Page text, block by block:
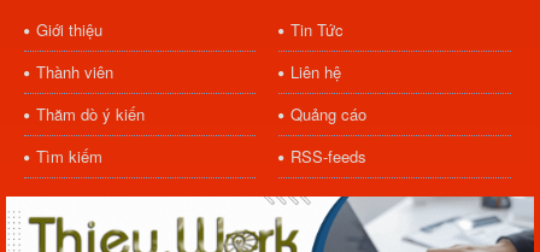
Giới thiệu
Tin Tức
Thành viên
Liên hệ
Thăm dò ý kiến
Quảng cáo
Tìm kiếm
RSS-feeds